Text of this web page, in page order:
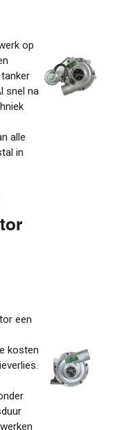
op
snel na
alle
in
een
kosten